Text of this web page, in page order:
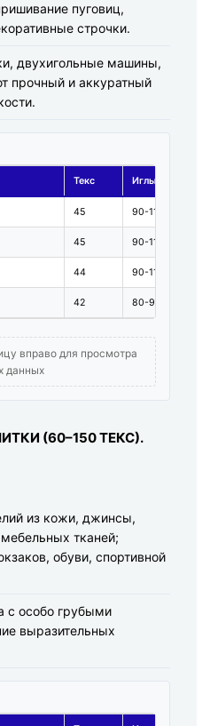
пуговиц,
строчки.
двухигольные машины,
прочный и аккуратный
Текс Иглы №
45 90-110
45 90-110
44 90-110
42 80-90
вправо для просмотра
данных
(60–150 ТЕКС).
из кожи, джинсы,
тканей;
обуви, спортивной
с особо грубыми
выразительных